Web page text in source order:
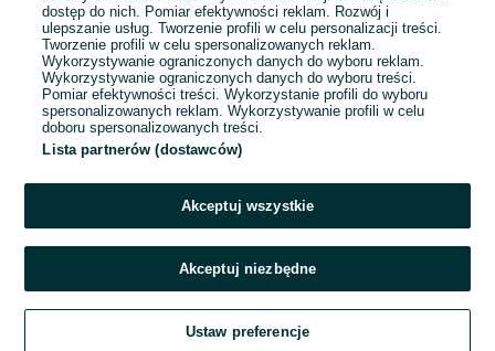
Marzena
28.07.2025
Przedmiot zgodny z opisem
dostęp do nich. Pomiar efektywności reklam. Rozwój i
ulepszanie usług. Tworzenie profili w celu personalizacji treści.
Tworzenie profili w celu spersonalizowanych reklam.
Wykorzystywanie ograniczonych danych do wyboru reklam.
Wykorzystywanie ograniczonych danych do wyboru treści.
Pomiar efektywności treści. Wykorzystanie profili do wyboru
spersonalizowanych reklam. Wykorzystywanie profili w celu
doboru spersonalizowanych treści.
Lista partnerów (dostawców)
Akceptuj wszystkie
Akceptuj niezbędne
Ustaw preferencje